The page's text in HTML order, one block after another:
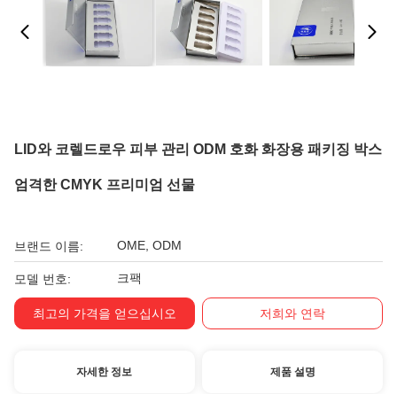
LID와 코렐드로우 피부 관리 ODM 호화 화장용 패키징 박스
엄격한 CMYK 프리미엄 선물
브랜드 이름: OME, ODM
모델 번호: 크팩
최고의 가격을 얻으십시오 저희와 연락
자세한 정보 제품 설명